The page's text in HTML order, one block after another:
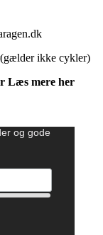
ikke cykler)
Læs mere her
og gode